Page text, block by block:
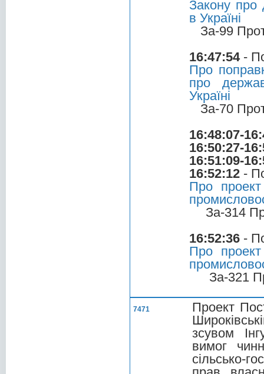
Закону про
в Україні
За-99
16:47:54-
Про
про
Україні
За-70
16:48:07-
16:50:27-
16:51:09-
16:52:12 -
Про проект
За-314
16:52:36 -
Про проект
За-321
7471
Проект
зсувом
вимог
сільсько-